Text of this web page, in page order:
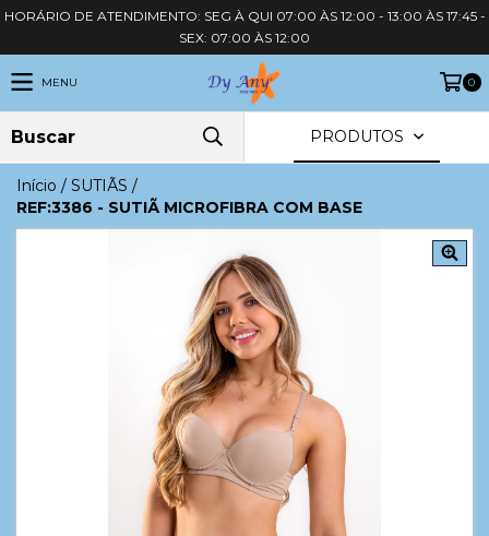
HORÁRIO DE ATENDIMENTO: SEG À QUI 07:00 ÀS 12:00 - 13:00 ÀS 17:45 -
SEX: 07:00 ÀS 12:00
MENU 0
PRODUTOS
Início / SUTIÃS /
REF:3386 - SUTIÃ MICROFIBRA COM BASE